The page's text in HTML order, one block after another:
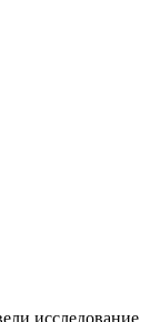
исследование